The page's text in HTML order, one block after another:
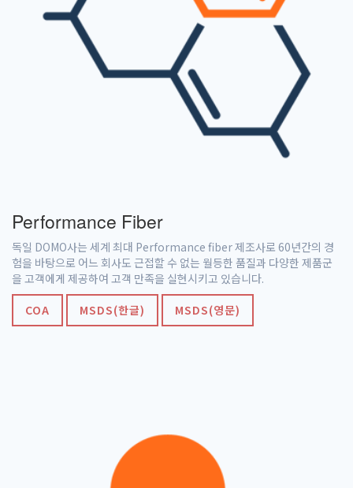
Performance Fiber
독일 DOMO사는 세계 최대 Performance fiber 제조사로 60년간의 경
험을 바탕으로 어느 회사도 근접할 수 없는 월등한 품질과 다양한 제품군
을 고객에게 제공하여 고객 만족을 실현시키고 있습니다.
COA
MSDS(한글) MSDS(영문)